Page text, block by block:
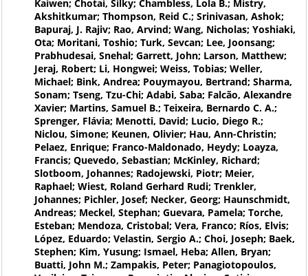
Kaiwen; Chotai, Silky; Chambless, Lola B.; Mistry,
Akshitkumar; Thompson, Reid C.; Srinivasan, Ashok;
Bapuraj, J. Rajiv; Rao, Arvind; Wang, Nicholas; Yoshiaki,
Ota; Moritani, Toshio; Turk, Sevcan; Lee, Joonsang;
Prabhudesai, Snehal; Garrett, John; Larson, Matthew;
Jeraj, Robert; Li, Hongwei; Weiss, Tobias; Weller,
Michael; Bink, Andrea; Pouymayou, Bertrand; Sharma,
Sonam; Tseng, Tzu-Chi; Adabi, Saba; Falcão, Alexandre
Xavier; Martins, Samuel B.; Teixeira, Bernardo C. A.;
Sprenger, Flávia; Menotti, David; Lucio, Diego R.;
Niclou, Simone; Keunen, Olivier; Hau, Ann-Christin;
Pelaez, Enrique; Franco-Maldonado, Heydy; Loayza,
Francis; Quevedo, Sebastian; McKinley, Richard;
Slotboom, Johannes; Radojewski, Piotr; Meier,
Raphael; Wiest, Roland Gerhard Rudi; Trenkler,
Johannes; Pichler, Josef; Necker, Georg; Haunschmidt,
Andreas; Meckel, Stephan; Guevara, Pamela; Torche,
Esteban; Mendoza, Cristobal; Vera, Franco; Ríos, Elvis;
López, Eduardo; Velastin, Sergio A.; Choi, Joseph; Baek,
Stephen; Kim, Yusung; Ismael, Heba; Allen, Bryan;
Buatti, John M.; Zampakis, Peter; Panagiotopoulos,